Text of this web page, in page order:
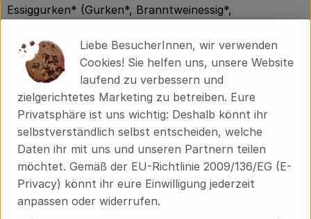
Essiggurken* (Gurken*, Branntweinessig*,
Zitronensaft**, Rohrohrzucker**, Meersalz, Gewürze*
*bio **demeter
Nährwerte je 100 ml:
Brennwert: 306kJ /73 kcal
Fett: 4,5 g
davon gesättigte Fettsäuren: 1,8 g
Kohlenhydrate: 5,0 g
davon Zucker: 2,1 g
Eiweiß: 4,0 g
Liebe BesucherInnen, wir verwenden
Cookies! Sie helfen uns, unsere Website
laufend zu verbessern und
zielgerichtetes Marketing zu betreiben. Eure
Privatsphäre ist uns wichtig: Deshalb könnt ihr
selbstverständlich selbst entscheiden, welche
Daten ihr mit uns und unseren Partnern teilen
möchtet. Gemäß der EU-Richtlinie 2009/136/EG (E-
Privacy) könnt ihr eure Einwilligung jederzeit
anpassen oder widerrufen.